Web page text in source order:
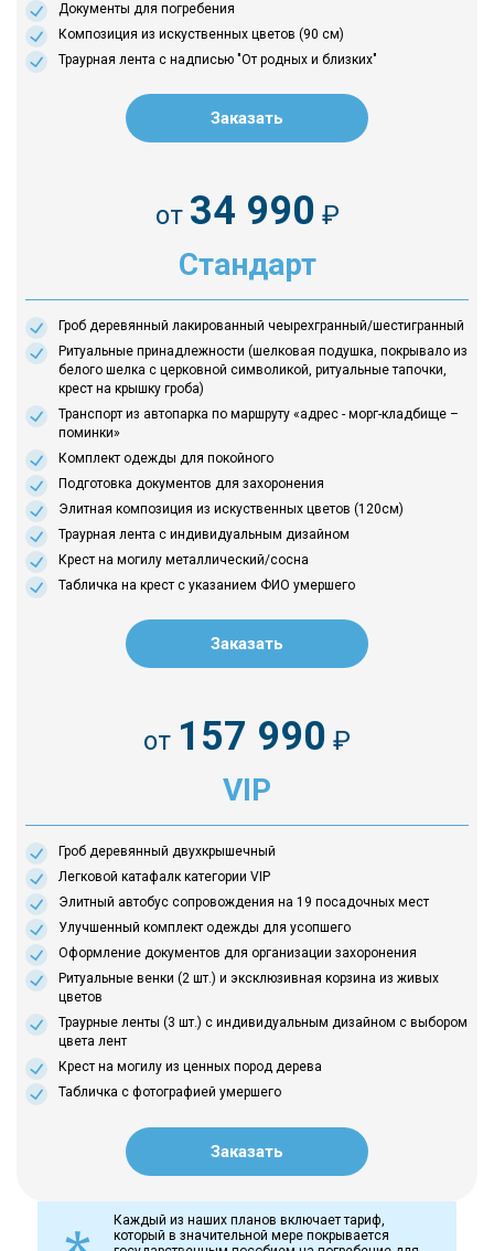
Документы для погребения
Композиция из искуственных цветов (90 см)
Траурная лента с надписью "От родных и близких"
Заказать
от 34 990 ₽
Стандарт
Гроб деревянный лакированный чеырехгранный/шестигранный
Ритуальные принадлежности (шелковая подушка, покрывало из
белого шелка с церковной символикой, ритуальные тапочки,
крест на крышку гроба)
Транспорт из автопарка по маршруту «адрес - морг-кладбище –
поминки»
Комплект одежды для покойного
Подготовка документов для захоронения
Элитная композиция из искуственных цветов (120см)
Траурная лента с индивидуальным дизайном
Крест на могилу металлический/сосна
Табличка на крест с указанием ФИО умершего
Заказать
от 157 990 ₽
VIP
Гроб деревянный двухкрышечный
Легковой катафалк категории VIP
Элитный автобус сопровождения на 19 посадочных мест
Улучшенный комплект одежды для усопшего
Оформление документов для организации захоронения
Ритуальные венки (2 шт.) и эксклюзивная корзина из живых
цветов
Траурные ленты (3 шт.) с индивидуальным дизайном с выбором
цвета лент
Крест на могилу из ценных пород дерева
Табличка с фотографией умершего
Заказать
Каждый из наших планов включает тариф,
который в значительной мере покрывается